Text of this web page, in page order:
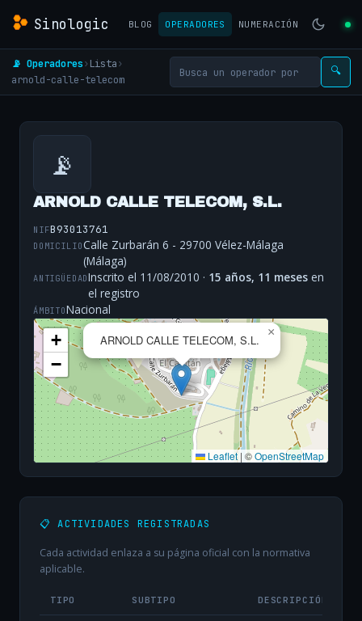
Sinologic BLOG OPERADORES NUMERACIÓN
📡 Operadores› Lista›
arnold-calle-telecom
🔍
📡
ARNOLD CALLE TELECOM, S.L.
NIFB93013761
DOMICILIOCalle Zurbarán 6 - 29700 Vélez-Málaga
(Málaga)
ANTIGÜEDADInscrito el 11/08/2010 · 15 años, 11 meses en
el registro
ÁMBITONacional
ARNOLD CALLE TELECOM, S.L.
×
+
−
Leaflet | ©OpenStreetMap
📋 ACTIVIDADES REGISTRADAS
Cada actividad enlaza a su página oficial con la normativa
aplicable.
TIPO SUBTIPO DESCRIPCIÓN